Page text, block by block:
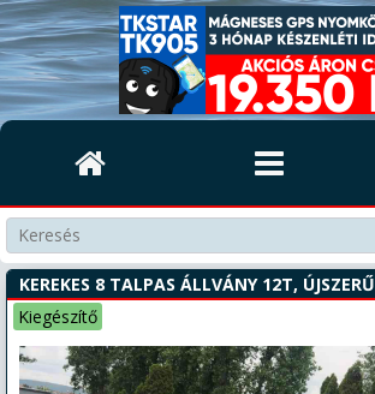
KEREKES 8 TALPAS ÁLLVÁNY 12T, ÚJSZERŰ
Kiegészítő